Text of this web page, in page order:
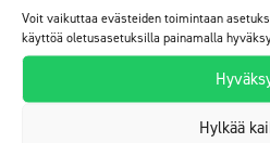
Voit vaikuttaa evästeiden toimintaan
käyttöä oletusasetuksilla painamalla
Hylkää
Katso erillinen taulukko ELACOAT
peittävyydestä.
EI SAA JÄÄTYÄ ENNEN